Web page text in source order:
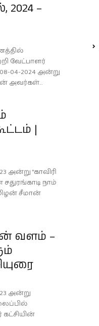
–
வேட்பாளர்
04-2024 அன்று
அவர்கள்...
|
அன்று "காவிரி
நாம்
சீமான்
வளம் –
அன்று
கட்சியின்